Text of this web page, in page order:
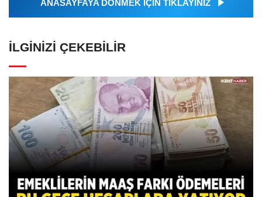
ANASAYFAYA DÖNMEK İÇİN TIKLAYINIZ
İLGINIZI ÇEKEBILIR